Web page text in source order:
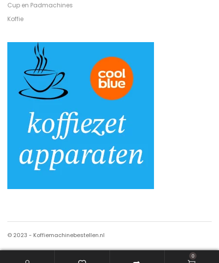
Cup en Padmachines
Koffie
© 2023 - Koffiemachinebestellen.nl
0